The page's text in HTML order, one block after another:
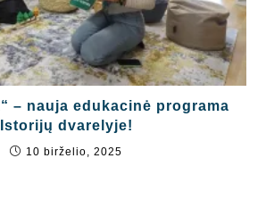
– nauja edukacinė programa
Istorijų dvarelyje!
10 birželio, 2025